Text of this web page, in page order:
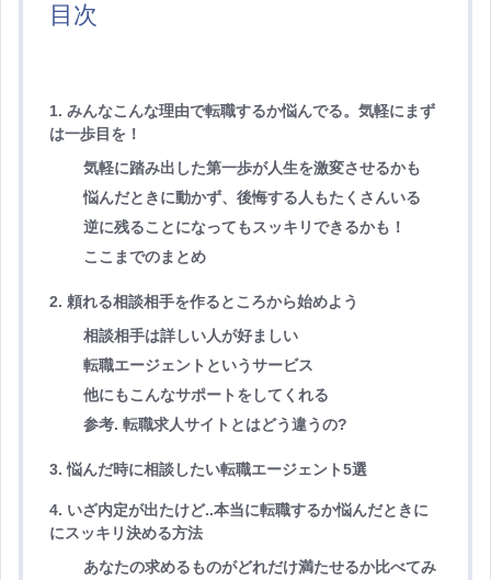
目次
1. みんなこんな理由で転職するか悩んでる。気軽にまず
は一歩目を！
気軽に踏み出した第一歩が人生を激変させるかも
悩んだときに動かず、後悔する人もたくさんいる
逆に残ることになってもスッキリできるかも！
ここまでのまとめ
2. 頼れる相談相手を作るところから始めよう
相談相手は詳しい人が好ましい
転職エージェントというサービス
他にもこんなサポートをしてくれる
参考. 転職求人サイトとはどう違うの?
3. 悩んだ時に相談したい転職エージェント5選
4. いざ内定が出たけど..本当に転職するか悩んだときに
にスッキリ決める方法
あなたの求めるものがどれだけ満たせるか比べてみ